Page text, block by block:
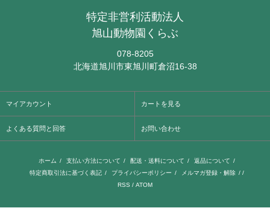
特定非営利活動法人
旭山動物園くらぶ
078-8205
北海道旭川市東旭川町倉沼16-38
マイアカウント カートを見る
よくある質問と回答 お問い合わせ
ホーム / 支払い方法について / 配送・送料について / 返品について /
特定商取引法に基づく表記 / プライバシーポリシー / メルマガ登録・解除 / /
RSS / ATOM